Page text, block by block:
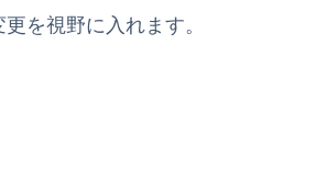
を視野に入れます。